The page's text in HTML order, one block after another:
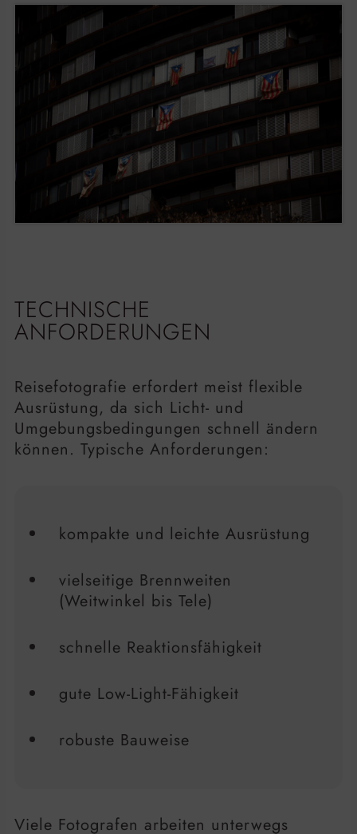
TECHNISCHE
ANFORDERUNGEN
Reisefotografie erfordert meist flexible
Ausrüstung, da sich Licht- und
Umgebungsbedingungen schnell ändern
können. Typische Anforderungen:
kompakte und leichte Ausrüstung
vielseitige Brennweiten
(Weitwinkel bis Tele)
schnelle Reaktionsfähigkeit
gute Low-Light-Fähigkeit
robuste Bauweise
Viele Fotografen arbeiten unterwegs